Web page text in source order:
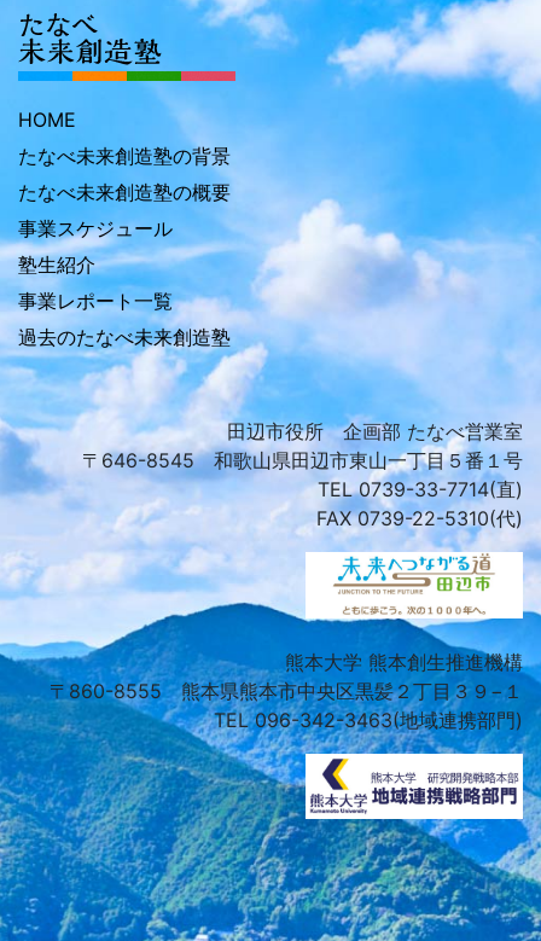
HOME
たなべ未来創造塾の背景
たなべ未来創造塾の概要
事業スケジュール
塾生紹介
事業レポート一覧
過去のたなべ未来創造塾
田辺市役所 企画部 たなべ営業室
〒646-8545 和歌山県田辺市東山一丁目５番１号
TEL 0739-33-7714(直)
FAX 0739-22-5310(代)
熊本大学 熊本創生推進機構
〒860-8555 熊本県熊本市中央区黒髪２丁目３９−１
TEL 096-342-3463(地域連携部門)